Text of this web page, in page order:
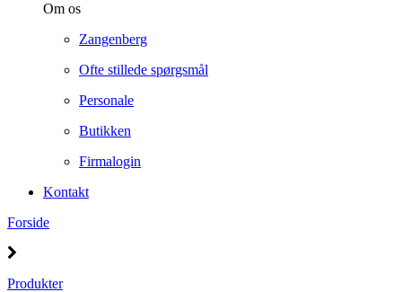
Om os
Zangenberg
Ofte stillede spørgsmål
Personale
Butikken
Firmalogin
Kontakt
Forside
Produkter